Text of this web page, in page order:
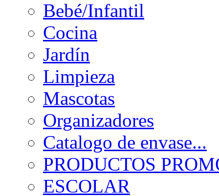
Bebé/Infantil
Cocina
Jardín
Limpieza
Mascotas
Organizadores
Catalogo de envase...
PRODUCTOS
ESCOLAR